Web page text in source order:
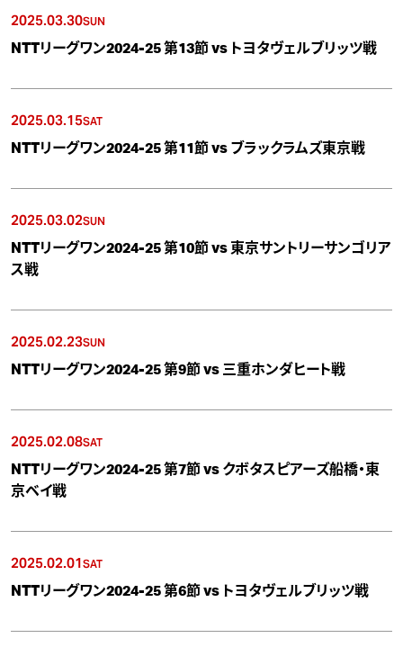
2025.03.30SUN
NTTリーグワン2024-25 第13節 vs トヨタヴェルブリッツ戦
2025.03.15SAT
NTTリーグワン2024-25 第11節 vs ブラックラムズ東京戦
2025.03.02SUN
NTTリーグワン2024-25 第10節 vs 東京サントリーサンゴリア
ス戦
2025.02.23SUN
NTTリーグワン2024-25 第9節 vs 三重ホンダヒート戦
2025.02.08SAT
NTTリーグワン2024-25 第7節 vs クボタスピアーズ船橋・東
京ベイ戦
2025.02.01SAT
NTTリーグワン2024-25 第6節 vs トヨタヴェルブリッツ戦